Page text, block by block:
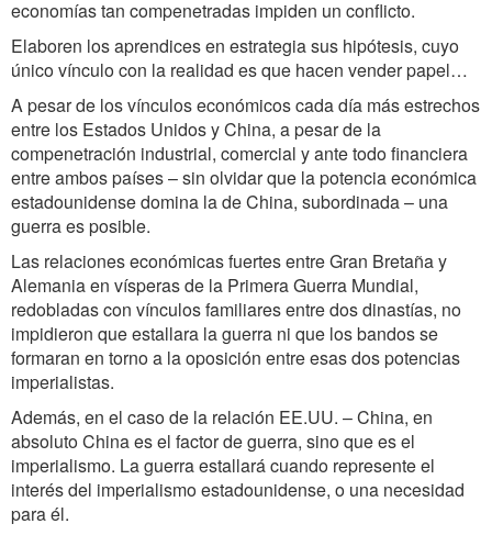
economías tan compenetradas impiden un conflicto.
Elaboren los aprendices en estrategia sus hipótesis, cuyo
único vínculo con la realidad es que hacen vender papel…
A pesar de los vínculos económicos cada día más estrechos
entre los Estados Unidos y China, a pesar de la
compenetración industrial, comercial y ante todo financiera
entre ambos países – sin olvidar que la potencia económica
estadounidense domina la de China, subordinada – una
guerra es posible.
Las relaciones económicas fuertes entre Gran Bretaña y
Alemania en vísperas de la Primera Guerra Mundial,
redobladas con vínculos familiares entre dos dinastías, no
impidieron que estallara la guerra ni que los bandos se
formaran en torno a la oposición entre esas dos potencias
imperialistas.
Además, en el caso de la relación EE.UU. – China, en
absoluto China es el factor de guerra, sino que es el
imperialismo. La guerra estallará cuando represente el
interés del imperialismo estadounidense, o una necesidad
para él.